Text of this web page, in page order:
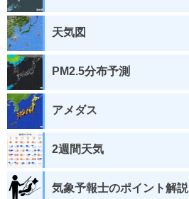
天気図
PM2.5分布予測
アメダス
2週間天気
気象予報士のポイント解説